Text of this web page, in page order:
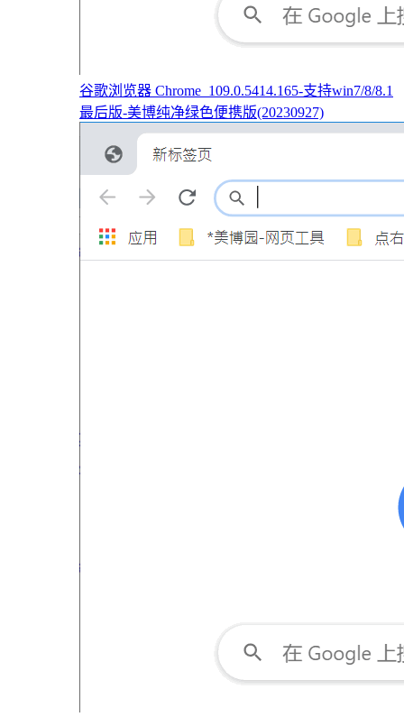
谷歌浏览器 Chrome_109.0.5414.165-支持win7/8/8.1
最后版-美博纯净绿色便携版(20230927)